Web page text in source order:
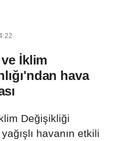
İklim
hava
Değişikliği
havanın etkili